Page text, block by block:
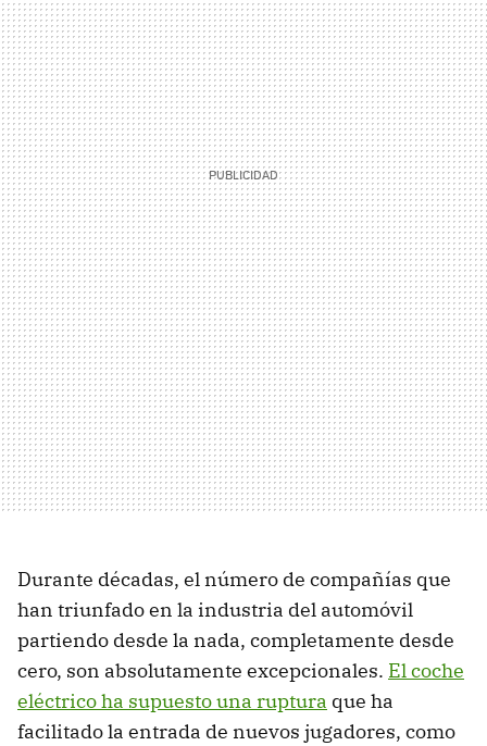
Durante décadas, el número de compañías que
han triunfado en la industria del automóvil
partiendo desde la nada, completamente desde
cero, son absolutamente excepcionales. El coche
eléctrico ha supuesto una ruptura que ha
facilitado la entrada de nuevos jugadores, como